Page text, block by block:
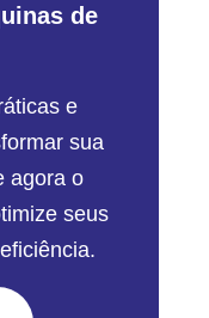
de
e
sua
agora o
seus